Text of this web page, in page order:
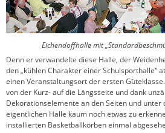
Eichendoffhalle mit
Denn er verwandelte diese Halle, der
den „kühlen Charakter einer Schulsporthalle“
einen Veranstaltungsort der ersten
von der Kurz- auf die Längsseite und dank
Dekorationselemente an den Seiten und unter
eigentlichen Halle kaum noch etwas zu
installierten Basketballkörben einmal